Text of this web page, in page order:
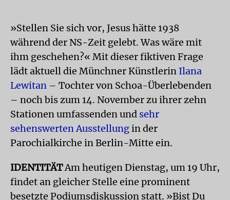
»Stellen Sie sich vor, Jesus hätte 1938
während der NS-Zeit gelebt. Was wäre mit
ihm geschehen?« Mit dieser fiktiven Frage
lädt aktuell die Münchner Künstlerin Ilana
Lewitan – Tochter von Schoa-Überlebenden
– noch bis zum 14. November zu ihrer zehn
Stationen umfassenden und sehr
sehenswerten Ausstellungin der
Parochialkirche in Berlin-Mitte ein.
IDENTITÄTAm heutigen Dienstag, um 19 Uhr,
findet an gleicher Stelle eine prominent
besetzte Podiumsdiskussion statt. »Bist Du